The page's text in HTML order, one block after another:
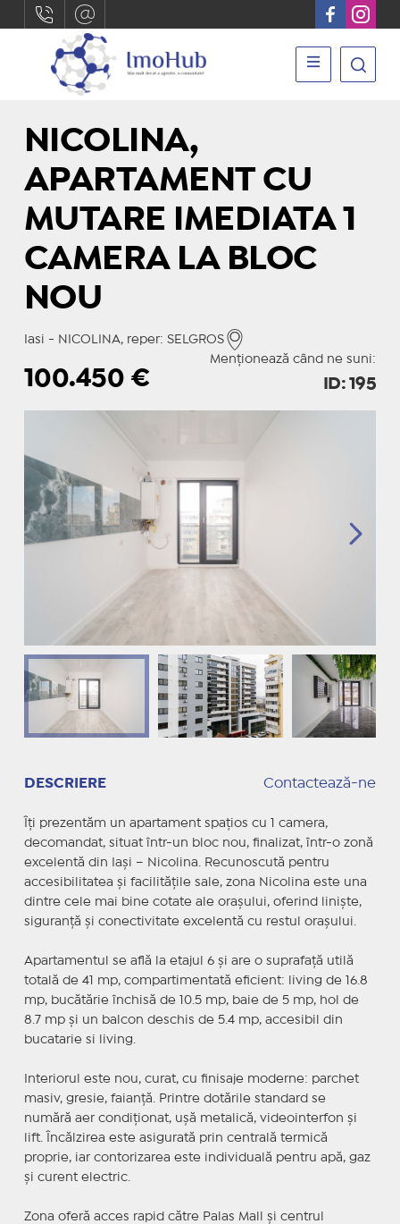
NICOLINA,
APARTAMENT CU
MUTARE IMEDIATA 1
CAMERA LA BLOC
NOU
Iasi - NICOLINA, reper: SELGROS
Menționează când ne suni:
100.450 € ID: 195
DESCRIERE Contactează-ne
Îți prezentăm un apartament spațios cu 1 camera,
decomandat, situat într-un bloc nou, finalizat, într-o zonă
excelentă din Iași – Nicolina. Recunoscută pentru
accesibilitatea și facilitățile sale, zona Nicolina este una
dintre cele mai bine cotate ale orașului, oferind liniște,
siguranță și conectivitate excelentă cu restul orașului.
Apartamentul se află la etajul 6 și are o suprafață utilă
totală de 41 mp, compartimentată eficient: living de 16.8
mp, bucătărie închisă de 10.5 mp, baie de 5 mp, hol de
8.7 mp și un balcon deschis de 5.4 mp, accesibil din
bucatarie si living.
Interiorul este nou, curat, cu finisaje moderne: parchet
masiv, gresie, faianță. Printre dotările standard se
numără aer condiționat, ușă metalică, videointerfon și
lift. Încălzirea este asigurată prin centrală termică
proprie, iar contorizarea este individuală pentru apă, gaz
și curent electric.
Zona oferă acces rapid către Palas Mall și centrul